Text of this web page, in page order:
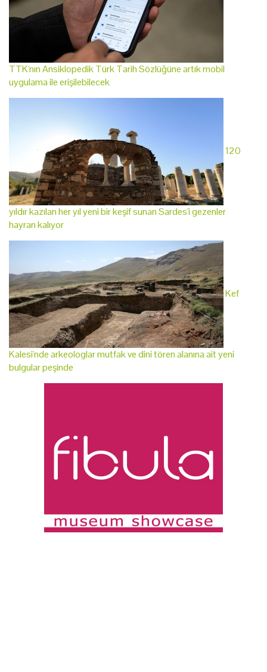
TTK'nın Ansiklopedik Türk Tarih Sözlüğüne artık mobil
uygulama ile erişilebilecek
120
yıldır kazılan her yıl yeni bir keşif sunan Sardes'i gezenler
hayran kalıyor
Kef
Kalesi'nde arkeologlar mutfak ve dini tören alanına ait yeni
bulgular peşinde